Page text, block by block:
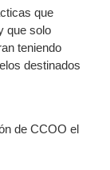
que
que solo
teniendo
destinados
de CCOO el